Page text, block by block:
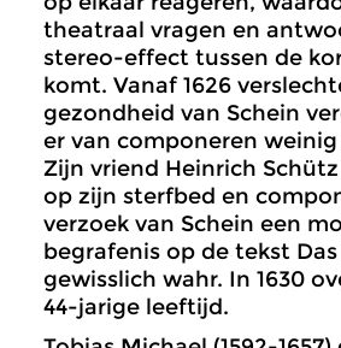
theatraal vragen en
stereo-effect tussen de
komt. Vanaf 1626
gezondheid van Schein
er van componeren
Zijn vriend Heinrich
op zijn sterfbed en
verzoek van Schein een
begrafenis op de tekst
gewisslich wahr. In 1630
44-jarige leeftijd.